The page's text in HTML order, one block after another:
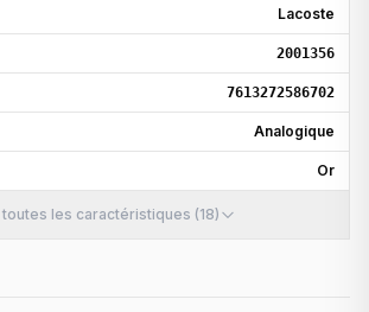
Lacoste
2001356
7613272586702
Analogique
Or
les caractéristiques (18)